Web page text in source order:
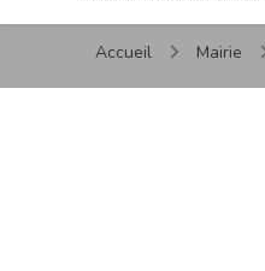
Accueil Mairie